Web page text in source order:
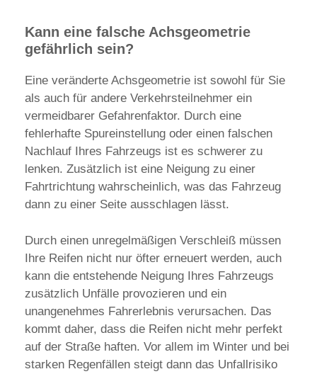
Kann eine falsche Achsgeometrie
gefährlich sein?
Eine veränderte Achsgeometrie ist sowohl für Sie
als auch für andere Verkehrsteilnehmer ein
vermeidbarer Gefahrenfaktor. Durch eine
fehlerhafte Spureinstellung oder einen falschen
Nachlauf Ihres Fahrzeugs ist es schwerer zu
lenken. Zusätzlich ist eine Neigung zu einer
Fahrtrichtung wahrscheinlich, was das Fahrzeug
dann zu einer Seite ausschlagen lässt.
Durch einen unregelmäßigen Verschleiß müssen
Ihre Reifen nicht nur öfter erneuert werden, auch
kann die entstehende Neigung Ihres Fahrzeugs
zusätzlich Unfälle provozieren und ein
unangenehmes Fahrerlebnis verursachen. Das
kommt daher, dass die Reifen nicht mehr perfekt
auf der Straße haften. Vor allem im Winter und bei
starken Regenfällen steigt dann das Unfallrisiko